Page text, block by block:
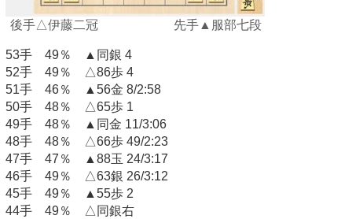
後手△伊藤二冠 先手▲服部七段
53手 49％ ▲同銀 4
52手 49％ △86歩 4
51手 46％ ▲56金 8/2:58
50手 48％ △65歩 1
49手 48％ ▲同金 11/3:06
48手 48％ △66歩 49/2:23
47手 47％ ▲88玉 24/3:17
46手 49％ △63銀 26/3:12
45手 49％ ▲55歩 2
44手 49％ △同銀右